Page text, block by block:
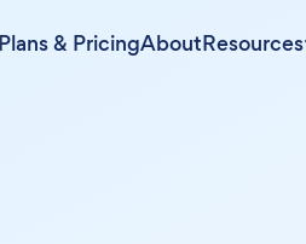
Plans & PricingAboutResources